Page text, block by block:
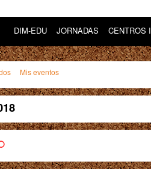
DIM-EDU JORNADAS CENTROS
Mis eventos